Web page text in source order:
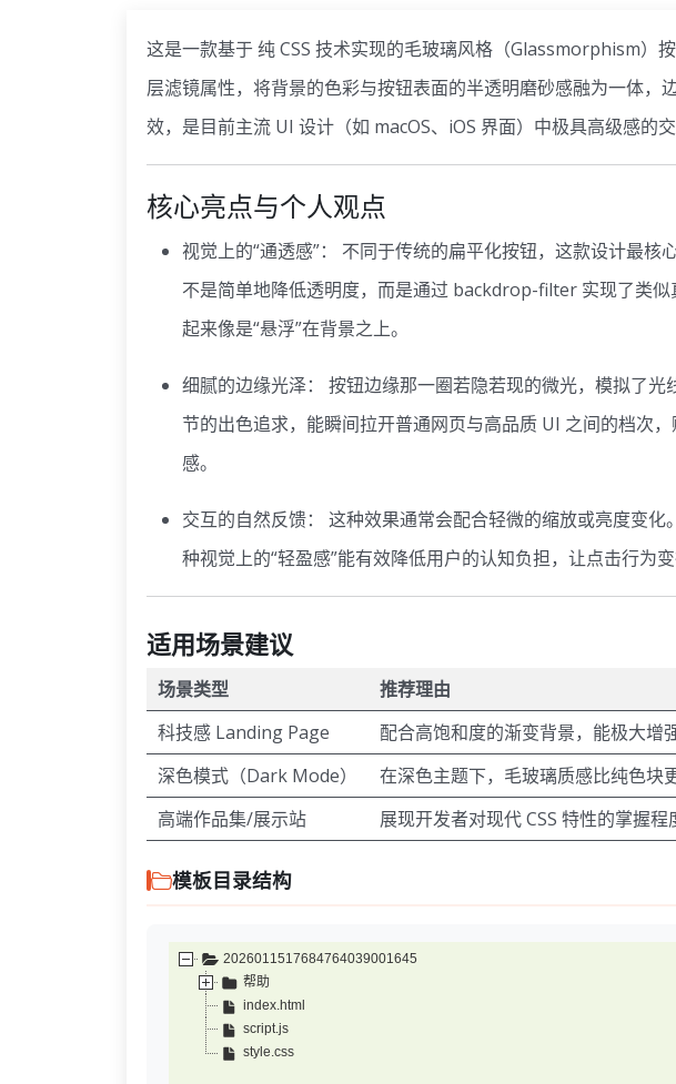
这是一款基于 纯 CSS 技术实现的毛玻璃风格（Glassmorphism）
层滤镜属性，将背景的色彩与按钮表面的半透明磨砂感融为一体，
效，是目前主流 UI 设计（如 macOS、iOS 界面）中极具高级感的交
核心亮点与个人观点
视觉上的“通透感”： 不同于传统的扁平化按钮，这款设计最核
不是简单地降低透明度，而是通过 backdrop-filter 实现了类
起来像是“悬浮”在背景之上。
细腻的边缘光泽： 按钮边缘那一圈若隐若现的微光，模拟了光
节的出色追求，能瞬间拉开普通网页与高品质 UI 之间的档次
感。
交互的自然反馈： 这种效果通常会配合轻微的缩放或亮度变化
种视觉上的“轻盈感”能有效降低用户的认知负担，让点击行为变
适用场景建议
场景类型
推荐理由
科技感 Landing Page
配合高饱和度的渐变背景，能极大增
深色模式（Dark Mode）
在深色主题下，毛玻璃质感比纯色块
高端作品集/展示站
展现开发者对现代 CSS 特性的掌握程
模板目录结构
2026011517684764039001645
帮助
index.html
script.js
style.css